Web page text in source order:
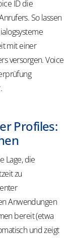
ID die
So lassen
mit einer
versorgen. Voice
Profiles:
Lage, die
zu
Anwendungen
bereit (etwa
und zeigt